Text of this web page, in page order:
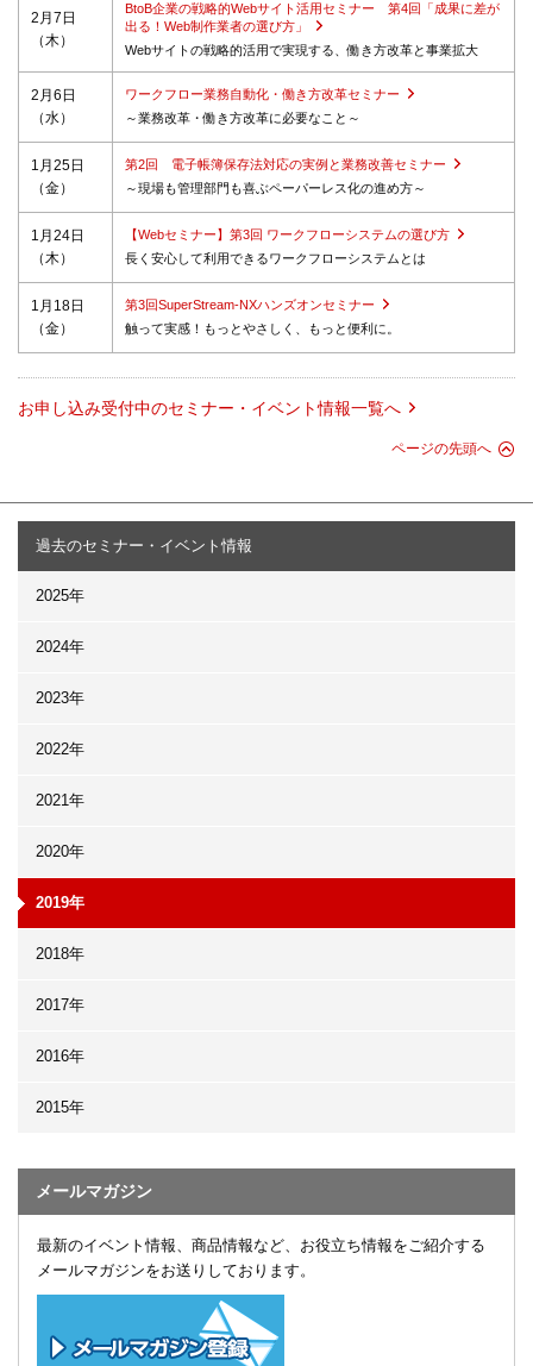
2月7日
（木）
BtoB企業の戦略的Webサイト活用セミナー 第4回「成果に差が
出る！Web制作業者の選び方」
Webサイトの戦略的活用で実現する、働き方改革と事業拡大
2月6日
（水）
ワークフロー業務自動化・働き方改革セミナー
～業務改革・働き方改革に必要なこと～
1月25日
（金）
第2回 電子帳簿保存法対応の実例と業務改善セミナー
～現場も管理部門も喜ぶペーパーレス化の進め方～
1月24日
（木）
【Webセミナー】第3回 ワークフローシステムの選び方
長く安心して利用できるワークフローシステムとは
1月18日
（金）
第3回SuperStream-NXハンズオンセミナー
触って実感！もっとやさしく、もっと便利に。
お申し込み受付中のセミナー・イベント情報一覧へ
ページの先頭へ
過去のセミナー・イベント情報
2025年
2024年
2023年
2022年
2021年
2020年
2019年
2018年
2017年
2016年
2015年
メールマガジン
最新のイベント情報、商品情報など、お役立ち情報をご紹介する
メールマガジンをお送りしております。